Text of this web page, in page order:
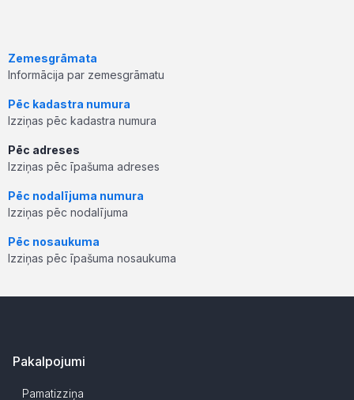
Zemesgrāmata
Informācija par zemesgrāmatu
Pēc kadastra numura
Izziņas pēc kadastra numura
Pēc adreses
Izziņas pēc īpašuma adreses
Pēc nodalījuma numura
Izziņas pēc nodalījuma
Pēc nosaukuma
Izziņas pēc īpašuma nosaukuma
Pakalpojumi
Pamatizziņa